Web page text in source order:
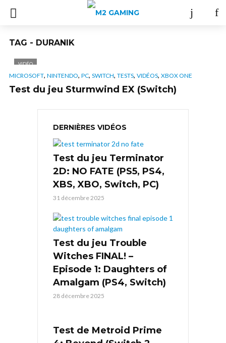
TAG - DURANIK
VIDÉO
MICROSOFT, NINTENDO, PC, SWITCH, TESTS, VIDÉOS, XBOX ONE
Test du jeu Sturmwind EX (Switch)
DERNIÈRES VIDÉOS
Test du jeu Terminator
2D: NO FATE (PS5, PS4,
XBS, XBO, Switch, PC)
31 décembre 2025
Test du jeu Trouble
Witches FINAL! –
Episode 1: Daughters of
Amalgam (PS4, Switch)
28 décembre 2025
Test de Metroid Prime